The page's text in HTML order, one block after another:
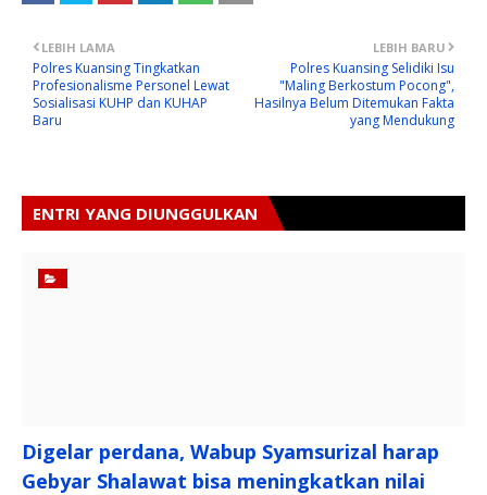
LEBIH BARU
Polres Kuansing Selidiki Isu
"Maling Berkostum Pocong",
Hasilnya Belum Ditemukan Fakta
yang Mendukung
LEBIH LAMA
Polres Kuansing Tingkatkan
Profesionalisme Personel Lewat
Sosialisasi KUHP dan KUHAP
Baru
ENTRI YANG DIUNGGULKAN
Digelar perdana, Wabup Syamsurizal harap
Gebyar Shalawat bisa meningkatkan nilai